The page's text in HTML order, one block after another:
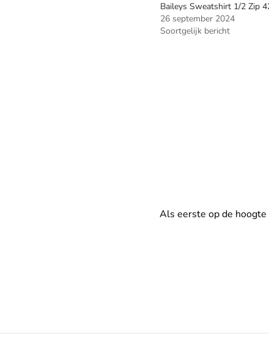
Baileys Sweatshirt 1/2 Zip
26 september 2024
Soortgelijk bericht
Als eerste op de